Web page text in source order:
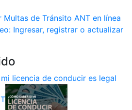
Multas de Tránsito ANT en línea
Ingresar, registrar o actualizar
licencia de conducir es legal